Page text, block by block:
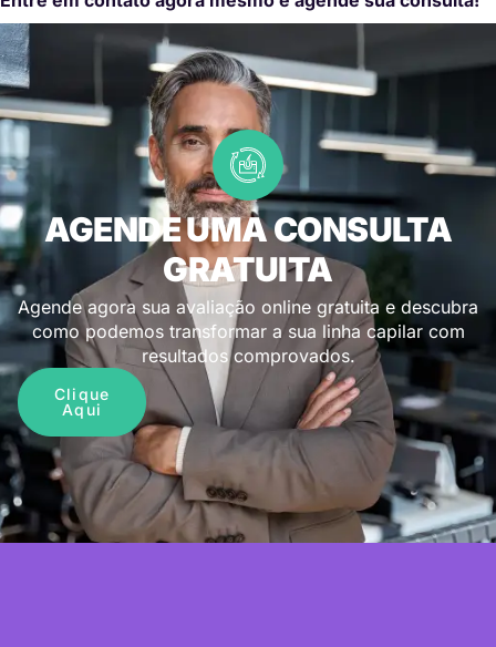
AGENDE UMA CONSULTA
GRATUITA
Agende agora sua avaliação online gratuita e descubra
como podemos transformar a sua linha capilar com
resultados comprovados.
Clique
Aqui